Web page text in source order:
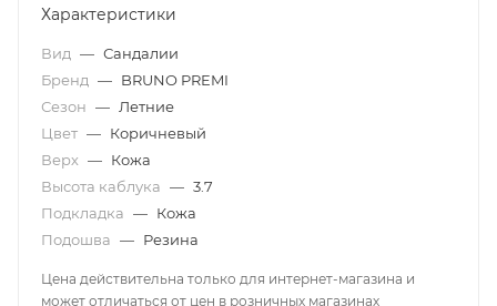
Характеристики
Вид — Сандалии
Бренд — BRUNO PREMI
Сезон — Летние
Цвет — Коричневый
Верх — Кожа
Высота каблука — 3.7
Подкладка — Кожа
Подошва — Резина
Цена действительна только для интернет-магазина и
может отличаться от цен в розничных магазинах